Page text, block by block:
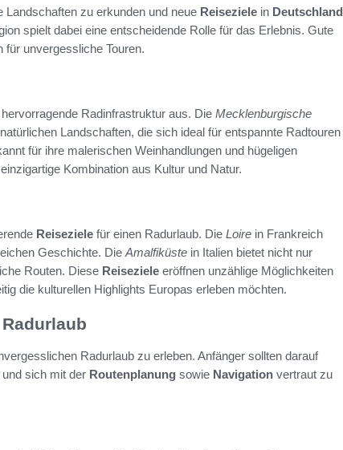
Landschaften zu erkunden und neue Reiseziele in Deutschland
spielt dabei eine entscheidende Rolle für das Erlebnis. Gute
für unvergessliche Touren.
Radinfrastruktur aus. Die Mecklenburgische
Landschaften, die sich ideal für entspannte Radtouren
für ihre malerischen Weinhandlungen und hügeligen
Kombination aus Kultur und Natur.
Reiseziele für einen Radurlaub. Die Loire in Frankreich
Geschichte. Die Amalfiküste in Italien bietet nicht nur
Routen. Diese Reiseziele eröffnen unzählige Möglichkeiten
die kulturellen Highlights Europas erleben möchten.
Radurlaub zu erleben. Anfänger sollten darauf
sich mit der Routenplanung sowie Navigation vertraut zu